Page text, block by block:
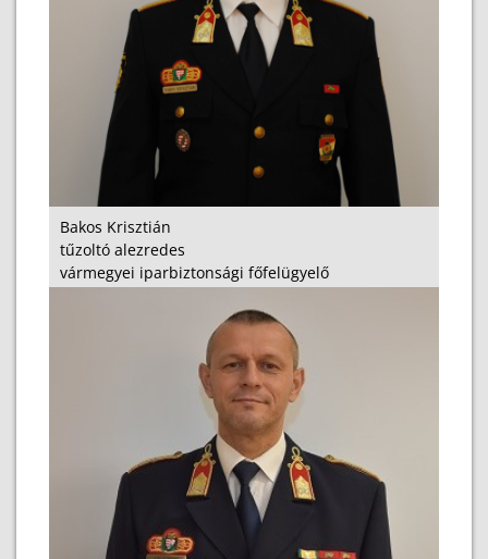
Bakos Krisztián
tűzoltó alezredes
vármegyei iparbiztonsági főfelügyelő